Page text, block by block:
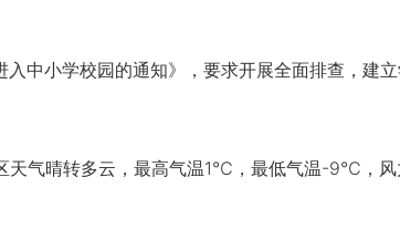
小学校园的通知》，要求开展全面排查，建
气晴转多云，最高气温1℃，最低气温-9℃，风